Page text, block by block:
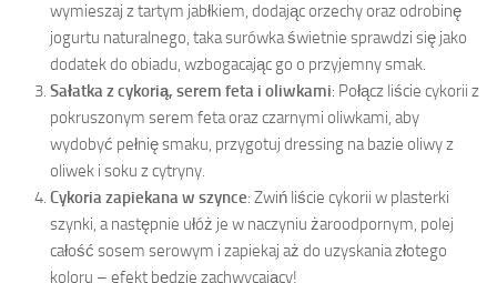
wymieszaj z tartym jabłkiem, dodając orzechy oraz odrobinę
jogurtu naturalnego, taka surówka świetnie sprawdzi się jako
dodatek do obiadu, wzbogacając go o przyjemny smak.
Sałatka z cykorią, serem feta i oliwkami: Połącz liście cykorii z
pokruszonym serem feta oraz czarnymi oliwkami, aby
wydobyć pełnię smaku, przygotuj dressing na bazie oliwy z
oliwek i soku z cytryny.
Cykoria zapiekana w szynce: Zwiń liście cykorii w plasterki
szynki, a następnie ułóż je w naczyniu żaroodpornym, polej
całość sosem serowym i zapiekaj aż do uzyskania złotego
koloru – efekt będzie zachwycający!